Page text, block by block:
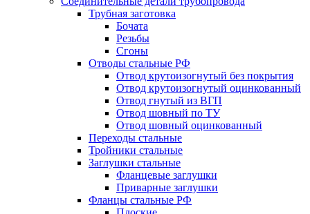
Трубная заготовка
Бочата
Резьбы
Сгоны
Отводы стальные РФ
Отвод крутоизогнутый без покрытия
Отвод крутоизогнутый оцинкованный
Отвод гнутый из ВГП
Отвод шовный по ТУ
Отвод шовный оцинкованный
Переходы стальные
Тройники стальные
Заглушки стальные
Фланцевые заглушки
Приварные заглушки
Фланцы стальные РФ